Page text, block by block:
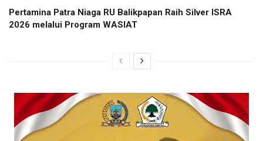
Pertamina Patra Niaga RU Balikpapan Raih Silver ISRA
2026 melalui Program WASIAT